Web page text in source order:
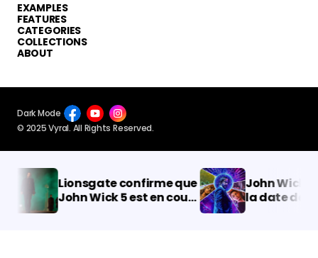
EXAMPLES
FEATURES
CATEGORIES
COLLECTIONS
ABOUT
© 2025 Vyral. All Rights Reserved.
Dark Mode
Lionsgate confirme que
John Wick 5 est en cours
de développement
John Wick 4
la date de
casting et